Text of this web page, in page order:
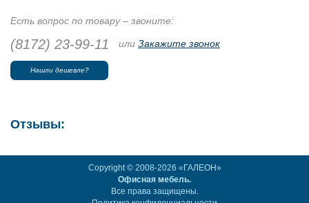
Есть вопрос по товару – звоните:
(8172) 23-99-11 или Закажите звонок
Нашли дешевле?
Отзывы:
Copyright © 2008-2026 «ГАЛЕОН»
Офисная мебель.
Все права защищены.